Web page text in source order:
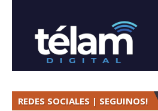
REDES SOCIALES | SEGUINOS!